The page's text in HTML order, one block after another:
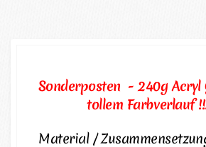
Sonderposten - 240g Acryl
tollem Farbverlauf
Material /